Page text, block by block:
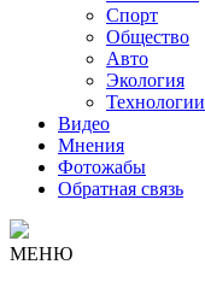
Спорт
Общество
Авто
Экология
Технологии
Видео
Мнения
Фотожабы
Обратная связь
МЕНЮ